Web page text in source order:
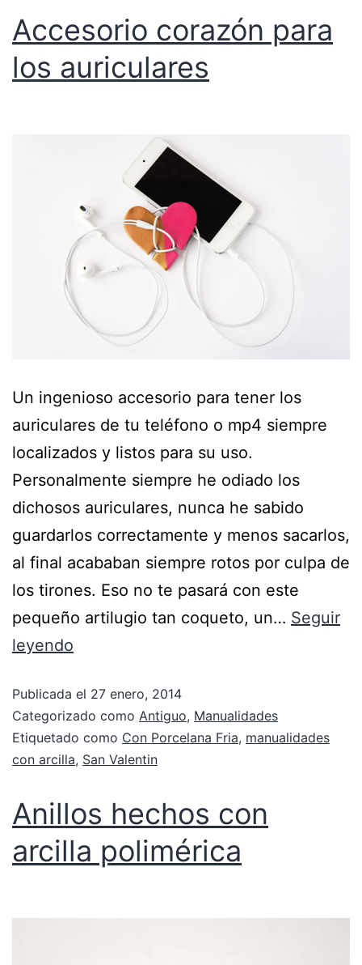
Accesorio corazón para
los auriculares
Un ingenioso accesorio para tener los
auriculares de tu teléfono o mp4 siempre
localizados y listos para su uso.
Personalmente siempre he odiado los
dichosos auriculares, nunca he sabido
guardarlos correctamente y menos sacarlos,
al final acababan siempre rotos por culpa de
los tirones. Eso no te pasará con este
pequeño artilugio tan coqueto, un… Seguir
leyendo
Publicada el 27 enero, 2014
Categorizado como Antiguo, Manualidades
Etiquetado como Con Porcelana Fria, manualidades
con arcilla, San Valentin
Anillos hechos con
arcilla polimérica